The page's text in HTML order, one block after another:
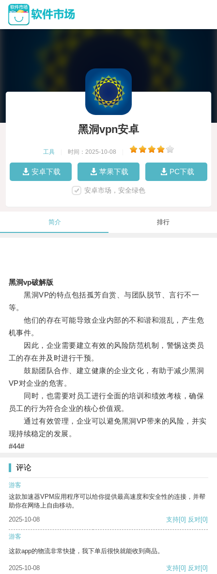
黑洞vpn安卓
工具 时间：2025-10-08
安卓下载 苹果下载 PC下载
安卓市场，安全绿色
简介 排行
黑洞vp破解版
黑洞VP的特点包括孤芳自赏、与团队脱节、言行不一
等。
他们的存在可能导致企业内部的不和谐和混乱，产生危
机事件。
因此，企业需要建立有效的风险防范机制，警惕这类员
工的存在并及时进行干预。
鼓励团队合作、建立健康的企业文化，有助于减少黑洞
VP对企业的危害。
同时，也需要对员工进行全面的培训和绩效考核，确保
员工的行为符合企业的核心价值观。
通过有效管理，企业可以避免黑洞VP带来的风险，并实
现持续稳定的发展。
#44#
评论
游客
这款加速器VPM应用程序可以给你提供最高速度和安全性的连接，并帮
助你在网络上自由移动。
2025-10-08
支持[0] 反对[0]
游客
这款app的物流非常快捷，我下单后很快就能收到商品。
2025-10-08 支持[0] 反对[0]